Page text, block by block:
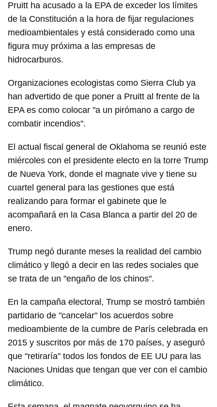
Pruitt ha acusado a la EPA de exceder los límites
de la Constitución a la hora de fijar regulaciones
medioambientales y está considerado como una
figura muy próxima a las empresas de
hidrocarburos.
Organizaciones ecologistas como Sierra Club ya
han advertido de que poner a Pruitt al frente de la
EPA es como colocar "a un pirómano a cargo de
combatir incendios".
El actual fiscal general de Oklahoma se reunió este
miércoles con el presidente electo en la torre Trump
de Nueva York, donde el magnate vive y tiene su
cuartel general para las gestiones que está
realizando para formar el gabinete que le
acompañará en la Casa Blanca a partir del 20 de
enero.
Trump negó durante meses la realidad del cambio
climático y llegó a decir en las redes sociales que
se trata de un "engaño de los chinos".
En la campaña electoral, Trump se mostró también
partidario de "cancelar" los acuerdos sobre
medioambiente de la cumbre de París celebrada en
2015 y suscritos por más de 170 países, y aseguró
que "retiraría" todos los fondos de EE UU para las
Naciones Unidas que tengan que ver con el cambio
climático.